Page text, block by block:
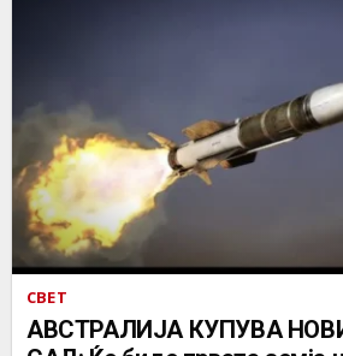
СВЕТ
АВСТРАЛИЈА КУПУВА